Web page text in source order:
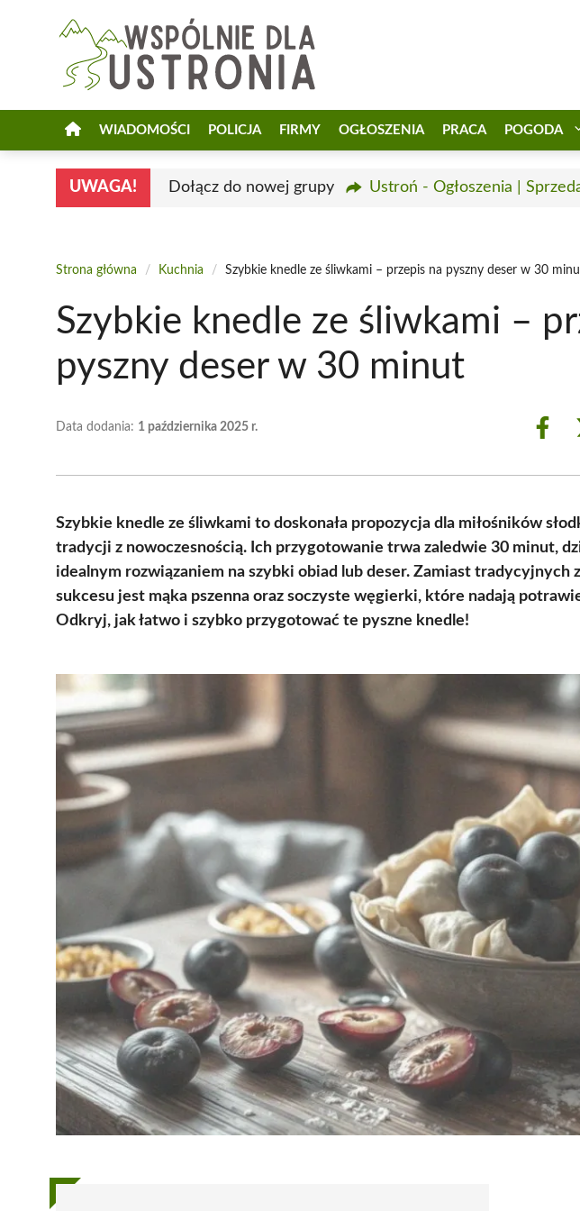
WIADOMOŚCI POLICJA FIRMY OGŁOSZENIA PRACA POGODA
UWAGA! Dołącz do nowej grupy Ustroń - Ogłoszenia |
Strona główna / Kuchnia / Szybkie knedle ze śliwkami – przepis na pyszny deser w 30
Szybkie knedle ze śliwkami –
pyszny deser w 30 minut
Data dodania: 1 października 2025 r.
Share
Szybkie knedle ze śliwkami to doskonała propozycja dla miłośników
tradycji z nowoczesnością. Ich przygotowanie trwa zaledwie 30 minut,
idealnym rozwiązaniem na szybki obiad lub deser. Zamiast tradycyjnych
sukcesu jest mąka pszenna oraz soczyste węgierki, które nadają
Odkryj, jak łatwo i szybko przygotować te pyszne knedle!